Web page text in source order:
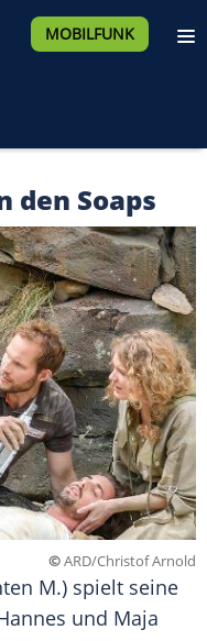
MOBILFUNK
den Soaps
©ARD/Christof Arnold
M.) spielt seine
und Maja